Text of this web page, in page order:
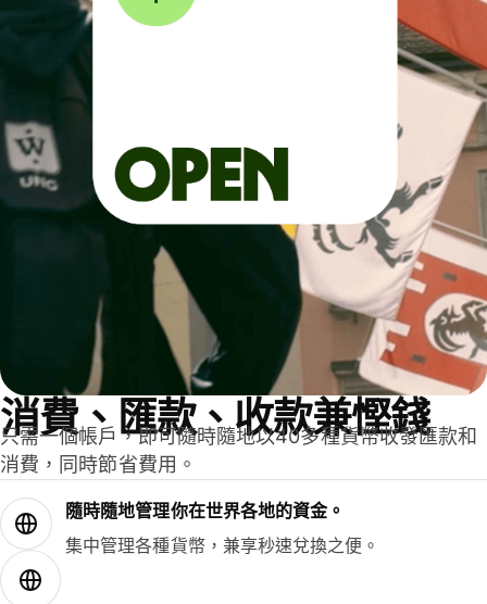
消費、匯款、收款兼慳錢
只需一個帳戶，即可隨時隨地以40多種貨幣收發匯款和
消費，同時節省費用。
隨時隨地管理你在世界各地的資金。
集中管理各種貨幣，兼享秒速兌換之便。